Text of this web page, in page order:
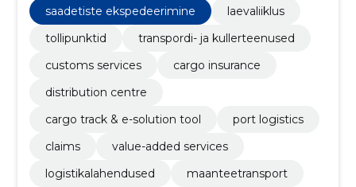
encourages employee development, values both
competition and equality, and emphasizes excellence
in their global logistics operations.
saadetiste ekspedeerimine
laevaliiklus
tollipunktid
transpordi- ja kullerteenused
customs services
cargo insurance
distribution centre
cargo track & e-solution tool
port logistics
claims
value-added services
logistikalahendused
maanteetransport